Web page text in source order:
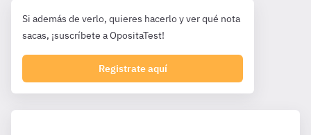
Si además de verlo, quieres hacerlo y ver qué nota
sacas, ¡suscríbete a OpositaTest!
Registrate aquí